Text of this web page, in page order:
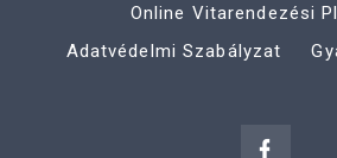
Online Vitarendezési
Adatvédelmi Szabályzat